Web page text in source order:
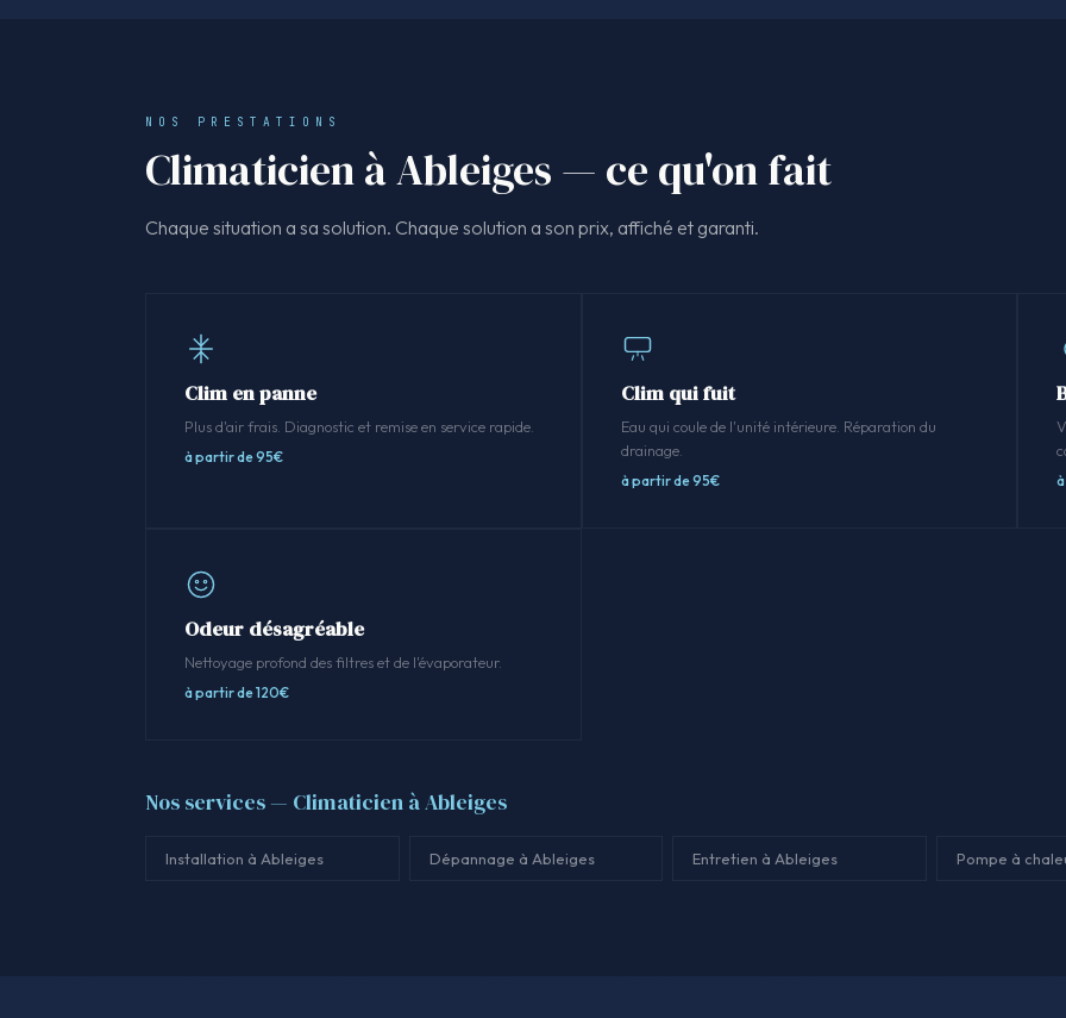
NOS PRESTATIONS
Climaticien à Ableiges — ce qu'on fait
Chaque situation a sa solution. Chaque solution a son prix, affiché et garanti.
Clim en panne
Plus d'air frais. Diagnostic et remise en service rapide.
à partir de 95€
Clim qui fuit
Eau qui coule de l'unité intérieure. Réparation du
drainage.
à partir de 95€
Odeur désagréable
Nettoyage profond des filtres et de l'évaporateur.
à partir de 120€
Nos services — Climaticien à Ableiges
Installation à Ableiges Dépannage à Ableiges Entretien à Ableiges Pompe à